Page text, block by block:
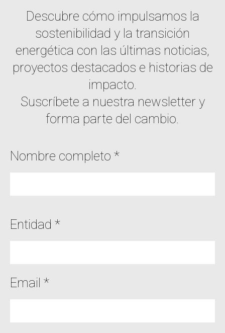
Descubre cómo impulsamos la
sostenibilidad y la transición
energética con las últimas noticias,
proyectos destacados e historias de
impacto.
Suscríbete a nuestra newsletter y
forma parte del cambio.
Nombre completo *
Entidad *
Email *